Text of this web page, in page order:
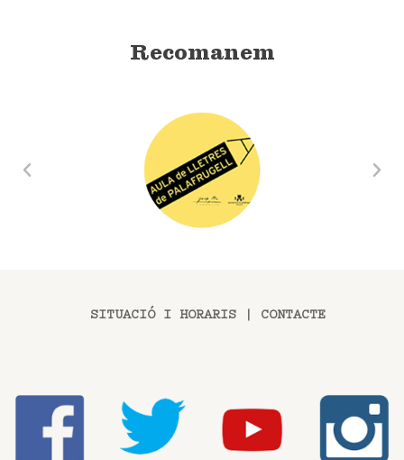
Recomanem
SITUACIÓ I HORARIS CONTACTE